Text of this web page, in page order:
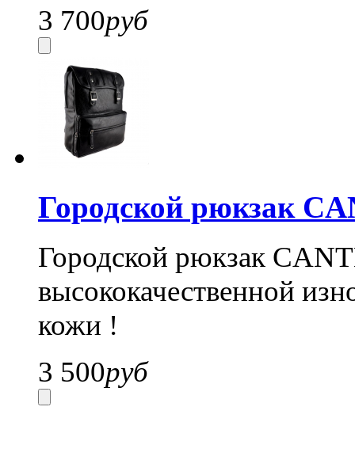
3 700руб
Городской рюкзак
Городской рюкзак
высококачественной
кожи !
3 500руб